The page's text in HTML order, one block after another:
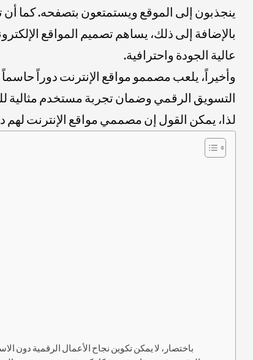
ينجذبون إلى الموقع ويستمتعون بتصفحه. كما
بالإضافة إلى ذلك، يساهم تصميم المواقع
عالية الجودة واحترافية.
وأخيراً، يلعب مصممو مواقع الإنترنت دوراً
التسويق الرقمي وضمان تجربة مستخدم مثالية
لذا، يمكن القول إن مصممي مواقع الإنترنت
باختصار، لا يمكن تكوين نجاح الأعمال الرقمية دون